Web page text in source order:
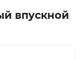
впускной